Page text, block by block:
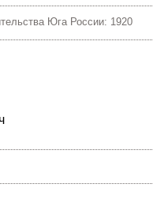
Юга России: 1920